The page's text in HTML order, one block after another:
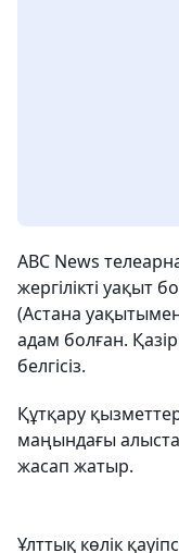
ABC News
жергілікті уақыт
(Астана
адам болған.
белгісіз.
Құтқару
маңындағы
жасап жатыр.
Ұлттық көлік